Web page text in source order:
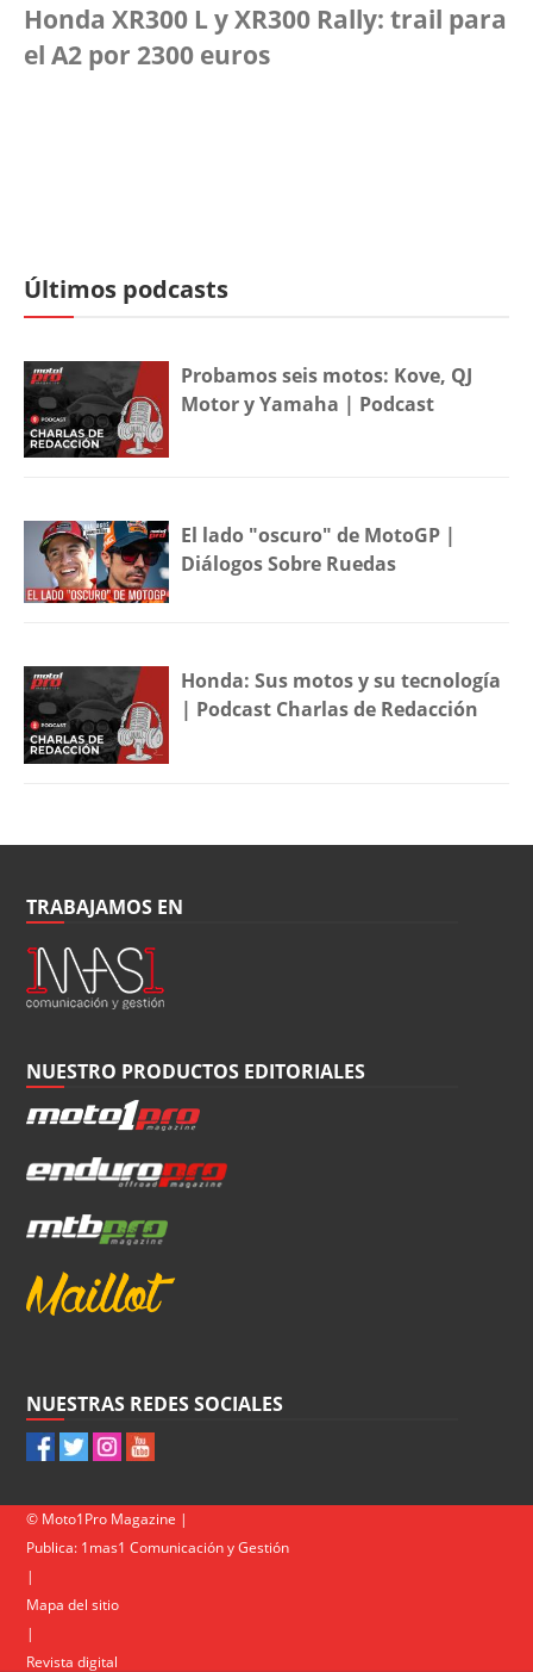
Honda XR300 L y XR300 Rally: trail para
el A2 por 2300 euros
Últimos podcasts
Probamos seis motos: Kove, QJ
Motor y Yamaha | Podcast
El lado "oscuro" de MotoGP |
Diálogos Sobre Ruedas
Honda: Sus motos y su tecnología
| Podcast Charlas de Redacción
TRABAJAMOS EN
NUESTRO PRODUCTOS EDITORIALES
NUESTRAS REDES SOCIALES
© Moto1Pro Magazine |
Publica: 1mas1 Comunicación y Gestión
|
Mapa del sitio
|
Revista digital